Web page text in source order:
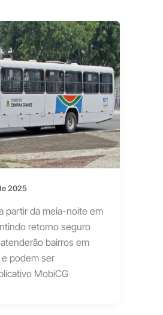
2025
partir da meia-noite em
retorno seguro
bairros em
podem ser
MobiCG